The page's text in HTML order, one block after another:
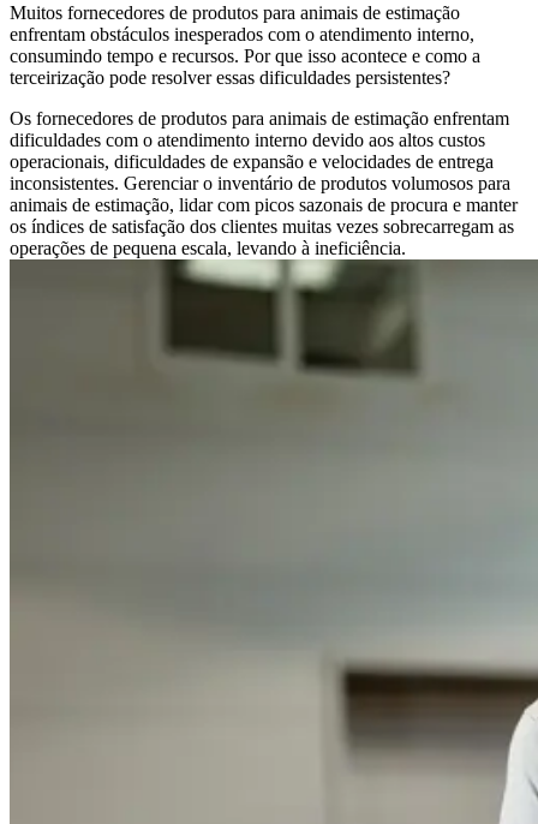
Muitos fornecedores de produtos para animais de estimação
enfrentam obstáculos inesperados com o atendimento interno,
consumindo tempo e recursos. Por que isso acontece e como a
terceirização pode resolver essas dificuldades persistentes?
Os fornecedores de produtos para animais de estimação enfrentam
dificuldades com o atendimento interno devido aos altos custos
operacionais, dificuldades de expansão e velocidades de entrega
inconsistentes. Gerenciar o inventário de produtos volumosos para
animais de estimação, lidar com picos sazonais de procura e manter
os índices de satisfação dos clientes muitas vezes sobrecarregam as
operações de pequena escala, levando à ineficiência.